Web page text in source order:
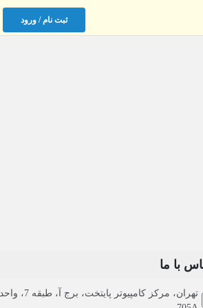
ثبت نام / ورود
با ما
تهران، مرکز کامپیوتر پایتخت، برج آ، طبقه 7، واحد